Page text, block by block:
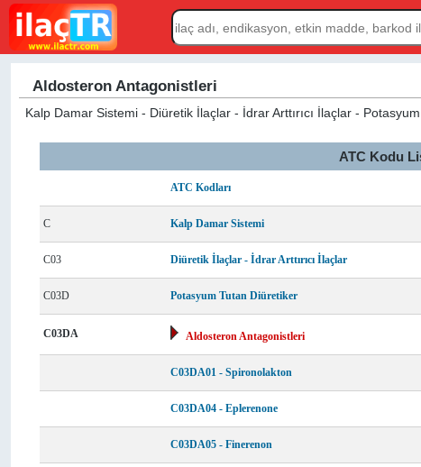
Aldosteron Antagonistleri
Kalp Damar Sistemi - Diüretik İlaçlar - İdrar Arttırıcı İlaçlar -
ATC Kodu
ATC Kodları
C Kalp Damar Sistemi
C03 Diüretik İlaçlar - İdrar Arttırıcı İlaçlar
C03D Potasyum Tutan Diüretiker
C03DA Aldosteron Antagonistleri
C03DA01 - Spironolakton
C03DA04 - Eplerenone
C03DA05 - Finerenon